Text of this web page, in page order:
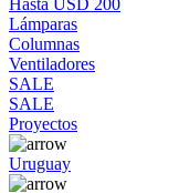
Hasta USD 200
Lámparas
Columnas
Ventiladores
SALE
SALE
Proyectos
Uruguay